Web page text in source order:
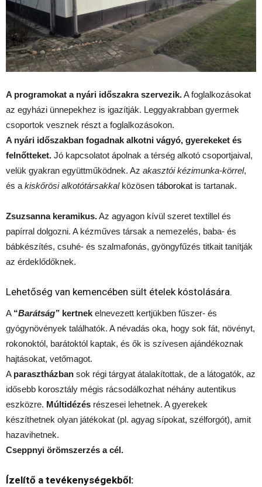
A programokat a nyári időszakra szervezik.A foglalkozásokat
az egyházi ünnepekhez is igazítják. Leggyakrabban gyermek
csoportok vesznek részt a foglalkozásokon.
A nyári időszakban fogadnak alkotni vágyó, gyerekeket és
felnőtteket. Jó kapcsolatot ápolnak a térség alkotó csoportjaival,
velük gyakran együttműködnek. Az akasztói kézimunka-körrel,
és a kiskőrösi alkotótársakkalközösen táborokat is tartanak.
Zsuzsanna keramikus.Az agyagon kívül szeret textillel és
papírral dolgozni. A kézműves társak a nemezelés, baba- és
bábkészítés, csuhé- és szalmafonás, gyöngyfűzés titkait tanítják
az érdeklődőknek.
Lehetőség van kemencében sült ételek kóstolására.
A “Barátság” kertnek elnevezett kertjükben fűszer- és
gyógynövények találhatók. A névadás oka, hogy sok fát, növényt,
rokonoktól, barátoktól kaptak, és ők is szívesen ajándékoznak
hajtásokat, vetőmagot.
A parasztházban sok régi tárgyat átalakítottak, de a látogatók, az
idősebb korosztály mégis rácsodálkozhat néhány autentikus
eszközre. Múltidézés részesei lehetnek. A gyerekek
készíthetnek olyan játékokat (pl. agyag sípokat, szélforgót), amit
hazavihetnek.
Cseppnyi örömszerzés a cél.
Ízelítő a tevékenységekből: